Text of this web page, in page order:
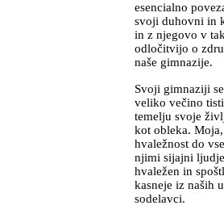
esencialno
svoji duhovni in
in z njegovo v
odločitvijo o
naše gimnazije.
Svoji gimnaziji
veliko večino
temelju svoje
kot obleka.
hvaležnost do
njimi sijajni
hvaležen in
kasneje iz naših
sodelavci.